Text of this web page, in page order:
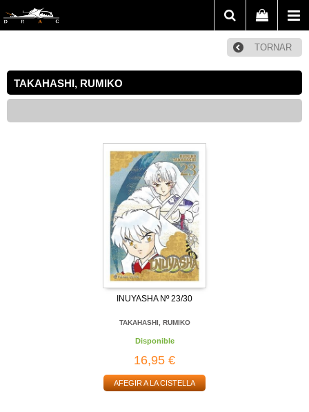
TORNAR
TAKAHASHI, RUMIKO
INUYASHA Nº 23/30
TAKAHASHI, RUMIKO
Disponible
16,95 €
AFEGIR A LA CISTELLA